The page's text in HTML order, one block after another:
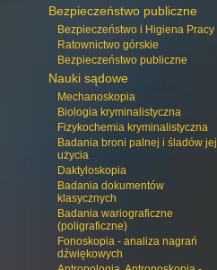
Bezpieczeństwo publiczne
Bezpieczeństwo i Higiena Pracy
Ratownictwo górskie
Bezpieczeństwo publiczne
Nauki sądowe
Mechanoskopia
Biologia kryminalistyczna
Fizykochemia kryminalistyczna
Badania broni palnej i śladów jej
użycia
Daktyloskopia
Badania dokumentów
klasycznych
Badania wariograficzne
(poligraficzne)
Fonoskopia - analiza nagrań
dźwiękowych